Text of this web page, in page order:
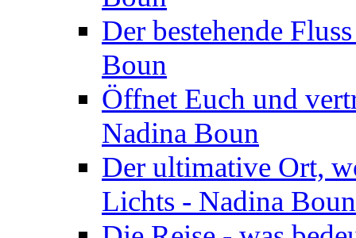
Der bestehende
Boun
Öffnet Euch und
Nadina Boun
Der ultimative Ort,
Lichts - Nadina Boun